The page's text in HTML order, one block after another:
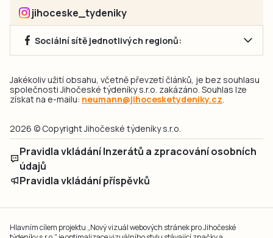
jihoceske_tydeniky
Sociální sítě jednotlivých regionů:
Jakékoliv užití obsahu, včetně převzetí článků, je bez souhlasu
společnosti Jihočeské týdeníky s.r.o. zakázáno. Souhlas lze
získat na e-mailu: neumann@jihocesketydeniky.cz.
2026 © Copyright Jihočeské týdeníky s.r.o.
Pravidla vkládání Inzerátů a zpracování osobních
údajů
Pravidla vkládání příspěvků
Hlavním cílem projektu „Nový vizuál webových stránek pro Jihočeské